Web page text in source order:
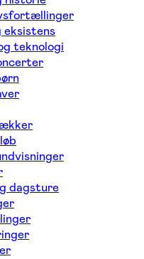
eksistens
teknologi
dagsture